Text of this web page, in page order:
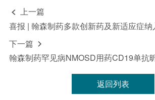
 上一篇
下一篇 
返回列表